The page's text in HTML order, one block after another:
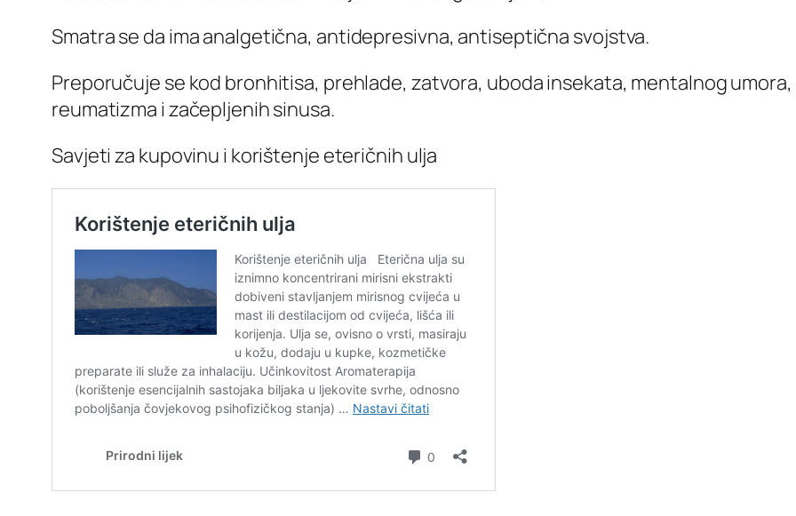
Smatra se da ima analgetična, antidepresivna, antiseptična svojstva.
Preporučuje se kod bronhitisa, prehlade, zatvora, uboda insekata, mentalnog
reumatizma i začepljenih sinusa.
Savjeti za kupovinu i korištenje eteričnih ulja